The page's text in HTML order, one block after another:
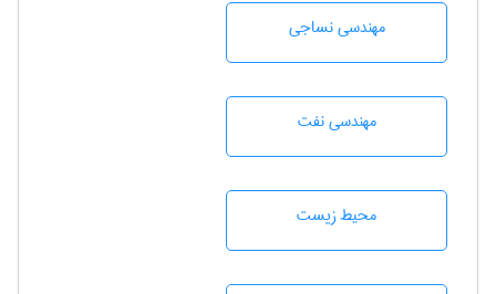
مهندسي نساجی
مهندسی نفت
محيط زيست